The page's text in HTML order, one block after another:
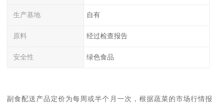
生产基地 自有
原料 经过检查报告
安全性 绿色食品
副食配送产品定价为每周或半个月一次，根据蔬菜的市场行情报